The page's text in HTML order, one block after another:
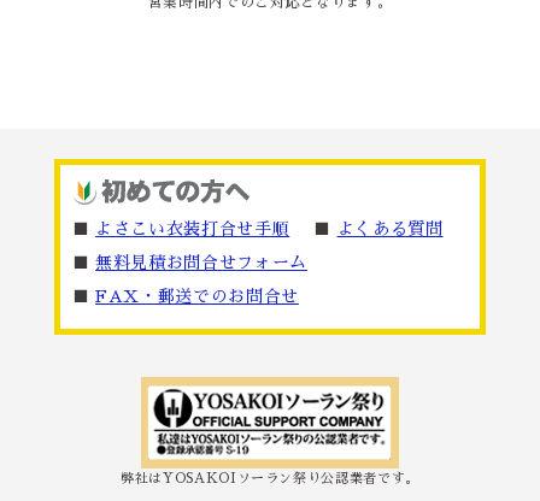
よさこい衣装打合せ手順
よくある質問
■無料見積お問合せフォーム
■FAX・郵送でのお問合せ
弊社はYOSAKOIソーラン祭り公認業者です。